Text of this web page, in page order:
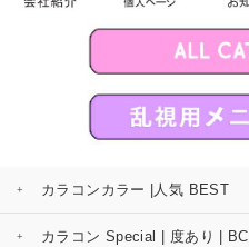
カラコンカラー |人気 BEST
カラコン Special | 度あり | BC